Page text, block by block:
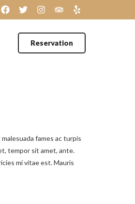
Reservation
fames ac turpis
tempor sit amet, ante.
mi vitae est. Mauris